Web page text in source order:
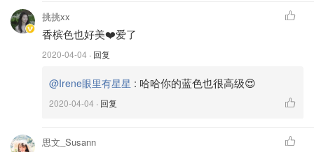
挑挑xx
香槟色也好美❤️爱了
2020-04-04 · 回复
@Irene眼里有星星 : 哈哈你的蓝色也很高级😍
2020-04-04 · 回复
思文_Susann